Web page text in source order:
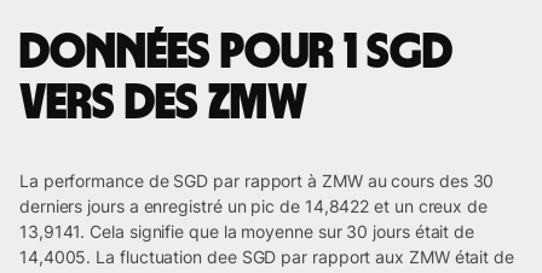
Données pour 1 SGD
vers des ZMW
La performance de SGD par rapport à ZMW au cours des 30
derniers jours a enregistré un pic de 14,8422 et un creux de
13,9141. Cela signifie que la moyenne sur 30 jours était de
14,4005. La fluctuation dee SGD par rapport aux ZMW était de